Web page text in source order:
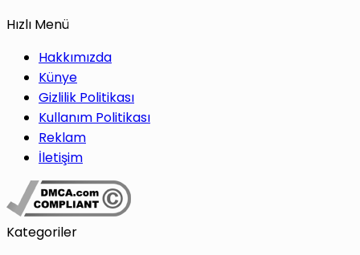
Hızlı Menü
Hakkımızda
Künye
Gizlilik Politikası
Kullanım Politikası
Reklam
İletişim
Kategoriler